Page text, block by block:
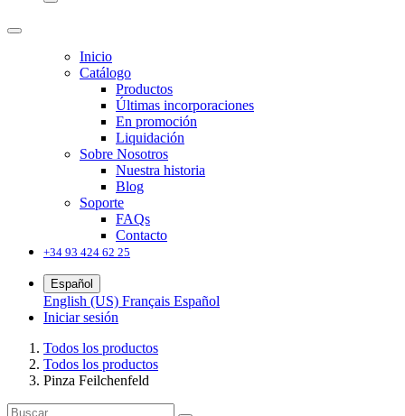
Inicio
Catálogo
Productos
Últimas incorporaciones
En promoción
Liquidación
Sobre Nosotros
Nuestra historia
Blog
Soporte
FAQs
Contacto
+34 93 424 62 25
Español
English (US) Français Español
Iniciar sesión
Todos los productos
Todos los productos
Pinza Feilchenfeld